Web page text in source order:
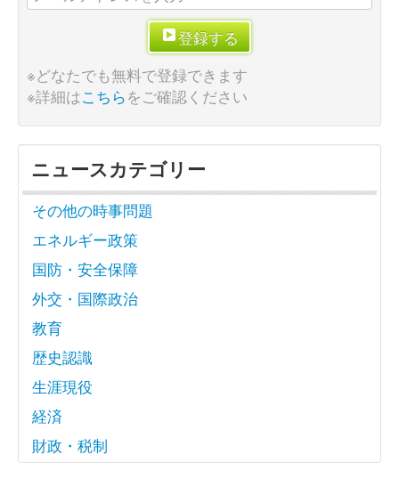
登録する
※どなたでも無料で登録できます
※詳細はこちらをご確認ください
ニュースカテゴリー
その他の時事問題
エネルギー政策
国防・安全保障
外交・国際政治
教育
歴史認識
生涯現役
経済
財政・税制